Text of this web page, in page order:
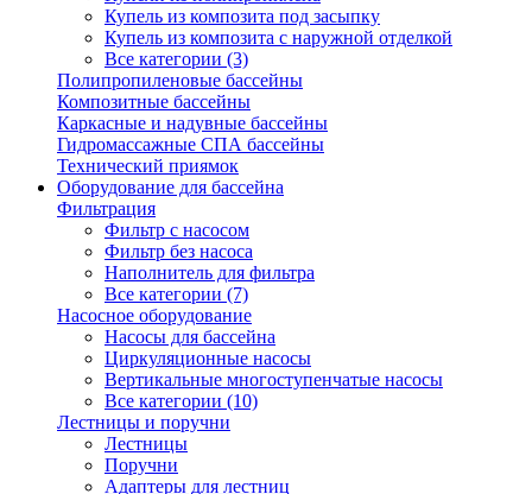
Купель из композита под засыпку
Купель из композита с наружной отделкой
Все категории (3)
Полипропиленовые бассейны
Композитные бассейны
Каркасные и надувные бассейны
Гидромассажные СПА бассейны
Технический приямок
Оборудование для бассейна
Фильтрация
Фильтр с насосом
Фильтр без насоса
Наполнитель для фильтра
Все категории (7)
Насосное оборудование
Насосы для бассейна
Циркуляционные насосы
Вертикальные многоступенчатые насосы
Все категории (10)
Лестницы и поручни
Лестницы
Поручни
Адаптеры для лестниц